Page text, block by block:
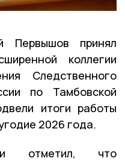
Первышов принял
коллегии
Следственного
по Тамбовской
итоги работы
2026 года.
отметил, что